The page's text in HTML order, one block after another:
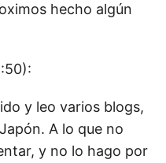
hecho algún
y leo varios blogs,
A lo que no
y no lo hago por